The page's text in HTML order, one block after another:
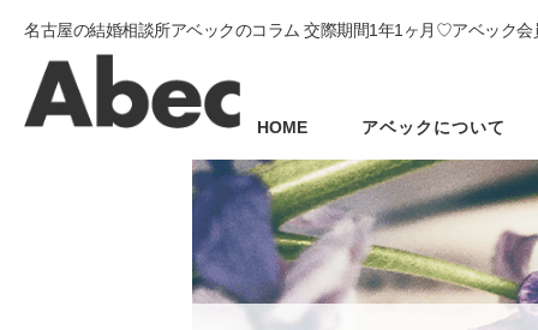
名古屋の結婚相談所アベックのコラム 交際期間1年1ヶ月♡アベック会
HOME アベックについて